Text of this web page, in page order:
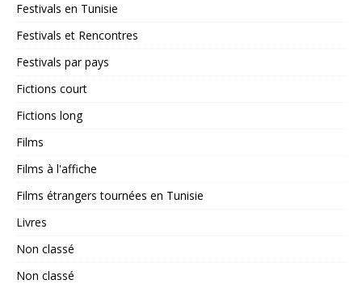
Festivals en Tunisie
Festivals et Rencontres
Festivals par pays
Fictions court
Fictions long
Films
Films à l'affiche
Films étrangers tournées en Tunisie
Livres
Non classé
Non classé